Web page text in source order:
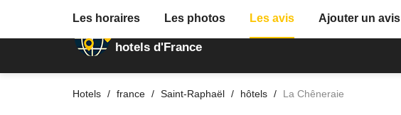
Annuaire des
hotels d'France
Hotels france Saint-Raphaël hôtels La Chêneraie
Les horaires Les photos Les avis Ajouter un avis